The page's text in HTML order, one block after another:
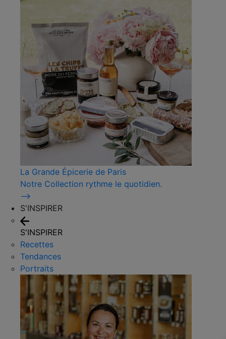
La Grande Épicerie de Paris
Notre Collection rythme le quotidien.
⟶
S'INSPIRER
S'INSPIRER
Recettes
Tendances
Portraits